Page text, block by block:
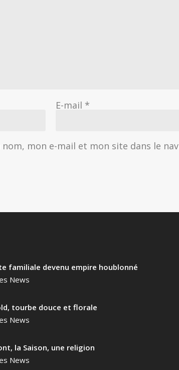
E-mail *
mon e-mail et mon site dans le
familiale devenu empire houblonné
News
tourbe douce et florale
News
la Saison, une religion
News